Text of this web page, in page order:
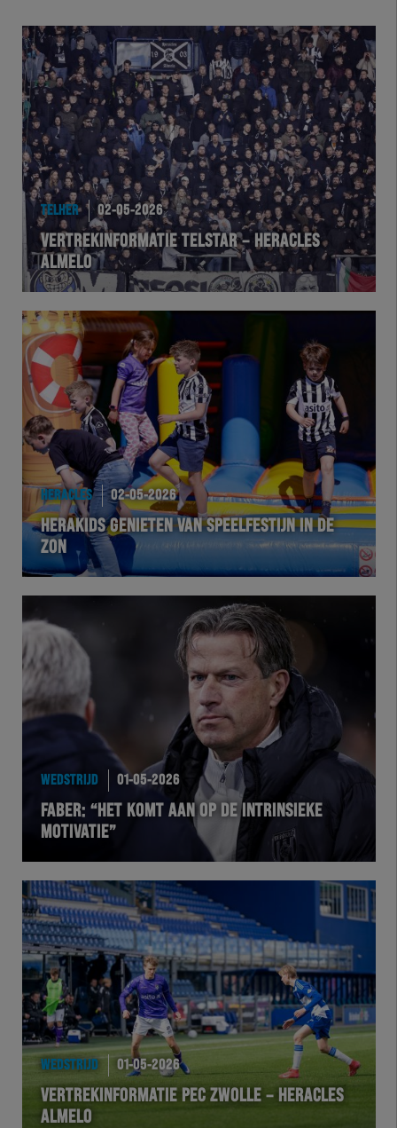
VVVHER
TELHER
HERVOL
HEREXC
EXCHER
VOLHER
HERTEL
Natuurgras
Wedstrijd
Heracles
BusinessClub
Foundation
Team Zwart Wit
Futsal
TELHER 02-05-2026
VERTREKINFORMATIE TELSTAR – HERACLES
ALMELO
HERACLES 02-05-2026
HERAKIDS GENIETEN VAN SPEELFESTIJN IN DE
ZON
WEDSTRIJD 01-05-2026
FABER: “HET KOMT AAN OP DE INTRINSIEKE
MOTIVATIE”
WEDSTRIJD 01-05-2026
VERTREKINFORMATIE PEC ZWOLLE – HERACLES
ALMELO